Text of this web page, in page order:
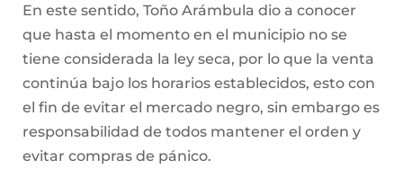
En este sentido, Toño Arámbula dio a conocer
que hasta el momento en el municipio no se
tiene considerada la ley seca, por lo que la venta
continúa bajo los horarios establecidos, esto con
el fin de evitar el mercado negro, sin embargo es
responsabilidad de todos mantener el orden y
evitar compras de pánico.